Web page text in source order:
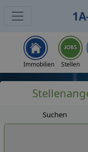
Immobilien Stellen
Suchen